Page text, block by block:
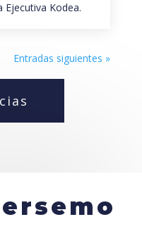
Ejecutiva Kodea.
Entradas siguientes »